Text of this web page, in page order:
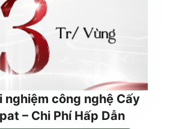
nghiệm công nghệ Cấy
– Chi Phí Hấp Dẫn